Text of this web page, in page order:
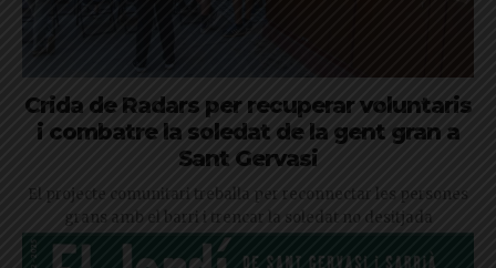
Crida de Radars per recuperar voluntaris
i combatre la soledat de la gent gran a
Sant Gervasi
El projecte comunitari treballa per reconnectar les persones
grans amb el barri i trencar la soledat no desitjada